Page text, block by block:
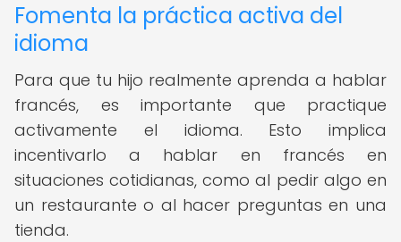
Fomenta la práctica activa del
idioma
Para que tu hijo realmente aprenda a hablar
francés, es importante que practique
activamente el idioma. Esto implica
incentivarlo a hablar en francés en
situaciones cotidianas, como al pedir algo en
un restaurante o al hacer preguntas en una
tienda.